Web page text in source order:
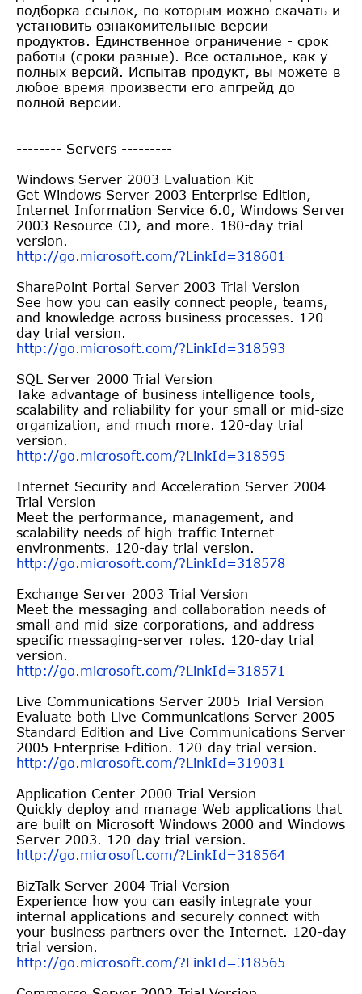
подборка ссылок, по которым можно скачать и
установить ознакомительные версии
продуктов. Единственное ограничение - срок
работы (сроки разные). Все остальное, как у
полных версий. Испытав продукт, вы можете в
любое время произвести его апгрейд до
полной версии.
-------- Servers ---------
Windows Server 2003 Evaluation Kit
Get Windows Server 2003 Enterprise Edition,
Internet Information Service 6.0, Windows Server
2003 Resource CD, and more. 180-day trial
version.
http://go.microsoft.com/?LinkId=318601
SharePoint Portal Server 2003 Trial Version
See how you can easily connect people, teams,
and knowledge across business processes. 120-
day trial version.
http://go.microsoft.com/?LinkId=318593
SQL Server 2000 Trial Version
Take advantage of business intelligence tools,
scalability and reliability for your small or mid-size
organization, and much more. 120-day trial
version.
http://go.microsoft.com/?LinkId=318595
Internet Security and Acceleration Server 2004
Trial Version
Meet the performance, management, and
scalability needs of high-traffic Internet
environments. 120-day trial version.
http://go.microsoft.com/?LinkId=318578
Exchange Server 2003 Trial Version
Meet the messaging and collaboration needs of
small and mid-size corporations, and address
specific messaging-server roles. 120-day trial
version.
http://go.microsoft.com/?LinkId=318571
Live Communications Server 2005 Trial Version
Evaluate both Live Communications Server 2005
Standard Edition and Live Communications Server
2005 Enterprise Edition. 120-day trial version.
http://go.microsoft.com/?LinkId=319031
Application Center 2000 Trial Version
Quickly deploy and manage Web applications that
are built on Microsoft Windows 2000 and Windows
Server 2003. 120-day trial version.
http://go.microsoft.com/?LinkId=318564
BizTalk Server 2004 Trial Version
Experience how you can easily integrate your
internal applications and securely connect with
your business partners over the Internet. 120-day
trial version.
http://go.microsoft.com/?LinkId=318565